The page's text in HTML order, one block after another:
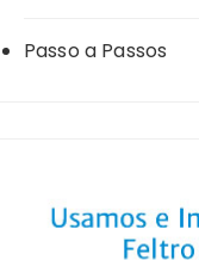
Passo a Passos